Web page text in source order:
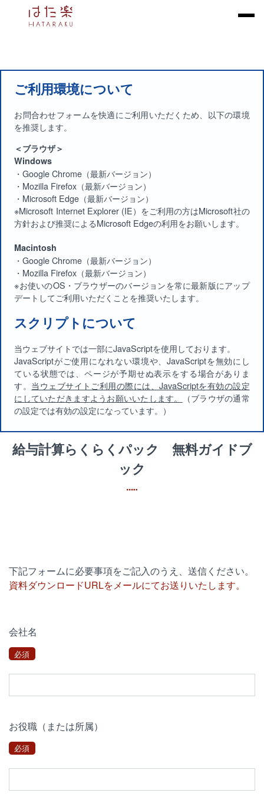
ご利用環境について
お問合わせフォームを快適にご利用いただくため、以下の環境
を推奨します。
＜ブラウザ＞
Windows
・Google Chrome（最新バージョン）
・Mozilla Firefox（最新バージョン）
・Microsoft Edge（最新バージョン）
※Microsoft Internet Explorer (IE）をご利用の方はMicrosoft社の
方針および推奨によるMicrosoft Edgeの利用をお願いします。
Macintosh
・Google Chrome（最新バージョン）
・Mozilla Firefox（最新バージョン）
※お使いのOS・ブラウザーのバージョンを常に最新版にアップ
デートしてご利用いただくことを推奨いたします。
スクリプトについて
当ウェブサイトでは一部にJavaScriptを使用しております。
JavaScriptがご使用になれない環境や、JavaScriptを無効にし
ている状態では、ページが予期せぬ表示をする場合がありま
す。 当ウェブサイトご利用の際には、JavaScriptを有効の設定
にしていただきますようお願いいたします。
（ブラウザの通常
の設定では有効の設定になっています。）
給与計算らくらくパック 無料ガイドブ
ック
下記フォームに必要事項をご記入のうえ、送信ください。
資料ダウンロードURLをメールにてお送りいたします。
会社名
必須
お役職（または所属）
必須